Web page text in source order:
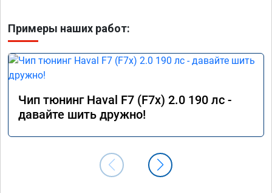
Примеры наших работ:
Чип тюнинг Haval F7 (F7x) 2.0 190 лс -
давайте шить дружно!